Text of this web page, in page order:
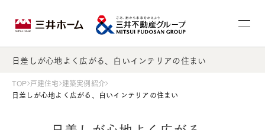
日差しが心地よく広がる、白いインテリアの住まい
TOP 戸建住宅 建築実例紹介
日差しが心地よく広がる、白いインテリアの住まい